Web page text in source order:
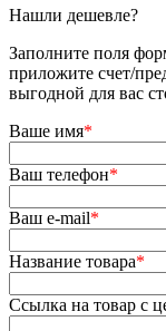
Нашли дешевле?
Заполните поля
приложите счет/
выгодной для вас
Ваше имя*
Ваш телефон*
Ваш e-mail*
Название товара*
Ссылка на товар с